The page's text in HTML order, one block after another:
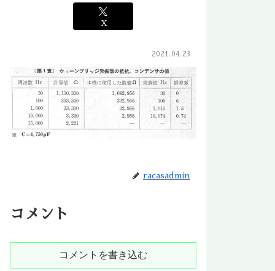
X
2021.04.23
racasadmin
コメント
コメントを書き込む